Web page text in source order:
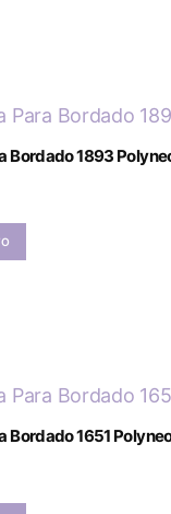
Bordado 1893
Bordado 1651